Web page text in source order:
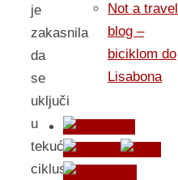
je
zakasnila
da
se
uključi
u
tekući
ciklus,
Not a travel
blog –
biciklom do
Lisabona